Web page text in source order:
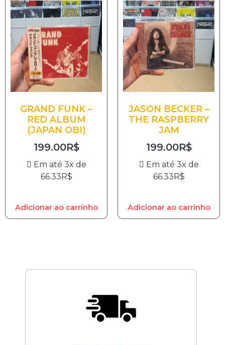
GRAND FUNK –
RED ALBUM
(JAPAN OBI)
199.00R$
Em até 3x de
66.33R$
Adicionar ao carrinho
JASON BECKER –
THE RASPBERRY
JAM
199.00R$
Em até 3x de
66.33R$
Adicionar ao carrinho